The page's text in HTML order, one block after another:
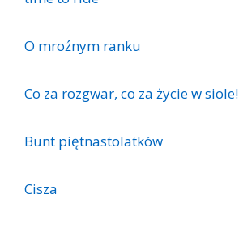
O mroźnym ranku
Co za roz­gwar, co za ży­cie w sio­le!
Bunt piętnastolatków
Cisza